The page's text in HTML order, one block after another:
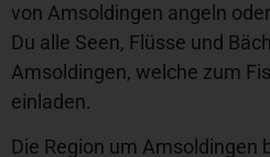
von Amsoldingen angeln
Du alle Seen, Flüsse und
Amsoldingen, welche zum
einladen.
Die Region um Amsoldingen